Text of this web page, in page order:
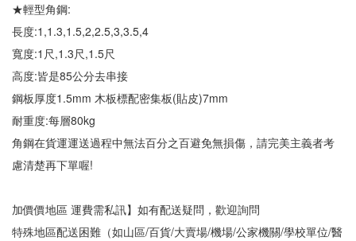
★輕型角鋼:
長度:1,1.3,1.5,2,2.5,3,3.5,4
寬度:1尺,1.3尺,1.5尺
高度:皆是85公分去串接
鋼板厚度1.5mm 木板標配密集板(貼皮)7mm
耐重度:每層80kg
角鋼在貨運運送過程中無法百分之百避免無損傷，請完美主義者考
慮清楚再下單喔!
加價價地區 運費需私訊】如有配送疑問，歡迎詢問
特殊地區配送困難（如山區/百貨/大賣場/機場/公家機關/學校單位/醫